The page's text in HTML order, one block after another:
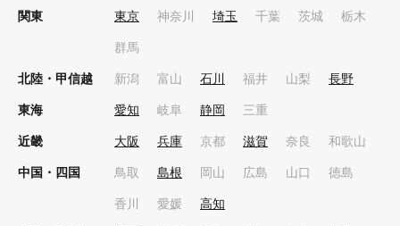
関東 東京 神奈川 埼玉 千葉 茨城 栃木
群馬
北陸・甲信越 新潟 富山 石川 福井 山梨 長野
東海 愛知 岐阜 静岡 三重
近畿 大阪 兵庫 京都 滋賀 奈良 和歌山
中国・四国 鳥取 島根 岡山 広島 山口 徳島
香川 愛媛 高知